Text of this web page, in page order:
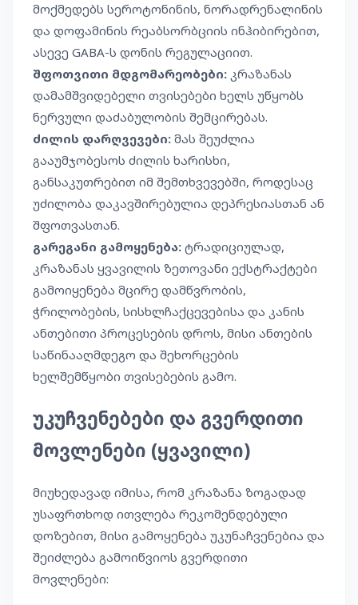
მოქმედებს სეროტონინის, ნორადრენალინის
და დოფამინის რეაბსორბციის ინჰიბირებით,
ასევე GABA-ს დონის რეგულაციით.
შფოთვითი მდგომარეობები: კრაზანას
დამამშვიდებელი თვისებები ხელს უწყობს
ნერვული დაძაბულობის შემცირებას.
ძილის დარღვევები: მას შეუძლია
გააუმჯობესოს ძილის ხარისხი,
განსაკუთრებით იმ შემთხვევებში, როდესაც
უძილობა დაკავშირებულია დეპრესიასთან ან
შფოთვასთან.
გარეგანი გამოყენება: ტრადიციულად,
კრაზანას ყვავილის ზეთოვანი ექსტრაქტები
გამოიყენება მცირე დამწვრობის,
ჭრილობების, სისხლჩაქცევებისა და კანის
ანთებითი პროცესების დროს, მისი ანთების
საწინააღმდეგო და შეხორცების
ხელშემწყობი თვისებების გამო.
უკუჩვენებები და გვერდითი
მოვლენები (ყვავილი)
მიუხედავად იმისა, რომ კრაზანა ზოგადად
უსაფრთხოდ ითვლება რეკომენდებული
დოზებით, მისი გამოყენება უკუნაჩვენებია და
შეიძლება გამოიწვიოს გვერდითი
მოვლენები: